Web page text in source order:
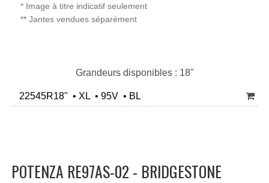
* Image à titre indicatif seulement
** Jantes vendues séparément
Grandeurs disponibles : 18"
22545R18" • XL • 95V • BL
POTENZA RE97AS-02 - BRIDGESTONE